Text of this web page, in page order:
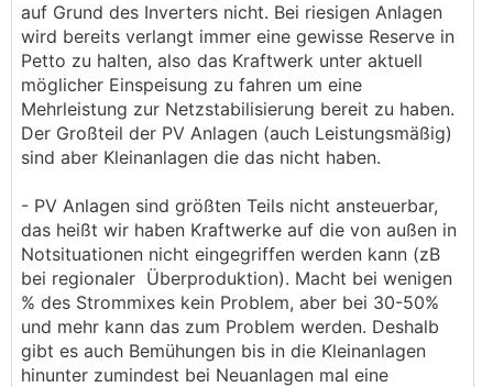
auf Grund des Inverters nicht. Bei riesigen Anlagen
wird bereits verlangt immer eine gewisse Reserve in
Petto zu halten, also das Kraftwerk unter aktuell
möglicher Einspeisung zu fahren um eine
Mehrleistung zur Netzstabilisierung bereit zu haben.
Der Großteil der PV Anlagen (auch Leistungsmäßig)
sind aber Kleinanlagen die das nicht haben.
- PV Anlagen sind größten Teils nicht ansteuerbar,
das heißt wir haben Kraftwerke auf die von außen in
Notsituationen nicht eingegriffen werden kann (zB
bei regionaler Überproduktion). Macht bei wenigen
% des Strommixes kein Problem, aber bei 30-50%
und mehr kann das zum Problem werden. Deshalb
gibt es auch Bemühungen bis in die Kleinanlagen
hinunter zumindest bei Neuanlagen mal eine